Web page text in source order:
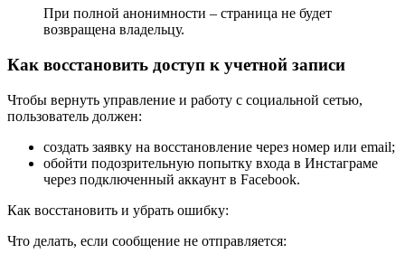
При полной анонимности – страница не будет
возвращена владельцу.
Как восстановить доступ к учетной записи
Чтобы вернуть управление и работу с социальной сетью,
пользователь должен:
создать заявку на восстановление через номер или email;
обойти подозрительную попытку входа в Инстаграме
через подключенный аккаунт в Facebook.
Как восстановить и убрать ошибку:
Что делать, если сообщение не отправляется: